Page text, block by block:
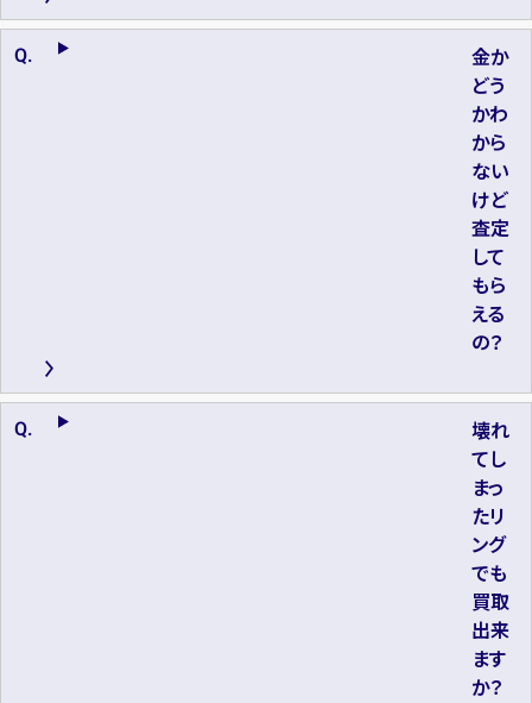
金か
どう
かわ
から
ない
けど
査定
して
もら
える
の？
壊れ
てし
まっ
たリ
ング
でも
買取
出来
ます
か？